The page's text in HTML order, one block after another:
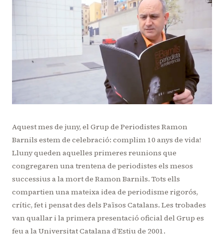
Aquest mes de juny, el Grup de Periodistes Ramon
Barnils estem de celebració: complim 10 anys de vida!
Lluny queden aquelles primeres reunions que
congregaren una trentena de periodistes els mesos
successius a la mort de Ramon Barnils. Tots ells
compartien una mateixa idea de periodisme rigorós,
crític, fet i pensat des dels Països Catalans. Les trobades
van quallar i la primera presentació oficial del Grup es
feu a la Universitat Catalana d’Estiu de 2001.